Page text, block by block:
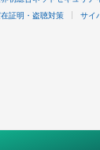
証明・盗聴対策 サイ